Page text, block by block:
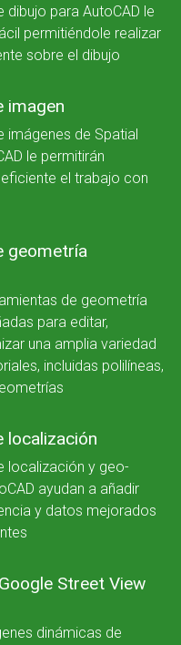
dibujo para AutoCAD le
permitiéndole realizar
sobre el dibujo
imagen
imágenes de Spatial
le permitirán
el trabajo con
geometría
de geometría
para editar,
una amplia variedad
incluidas polilíneas,
localización
localización y geo-
ayudan a añadir
y datos mejorados
Street View
dinámicas de